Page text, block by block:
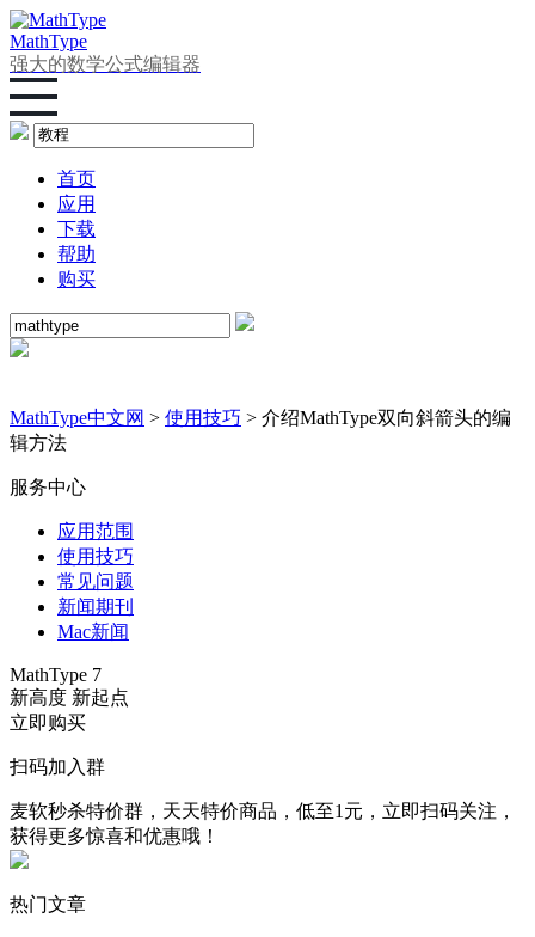
MathType
强大的数学公式编辑器
首页
应用
下载
帮助
购买
MathType中文网 > 使用技巧 > 介绍MathType双向斜箭头的编
辑方法
服务中心
应用范围
使用技巧
常见问题
新闻期刊
Mac新闻
MathType 7
新高度 新起点
立即购买
扫码加入群
麦软秒杀特价群，天天特价商品，低至1元，立即扫码关注，
获得更多惊喜和优惠哦！
热门文章